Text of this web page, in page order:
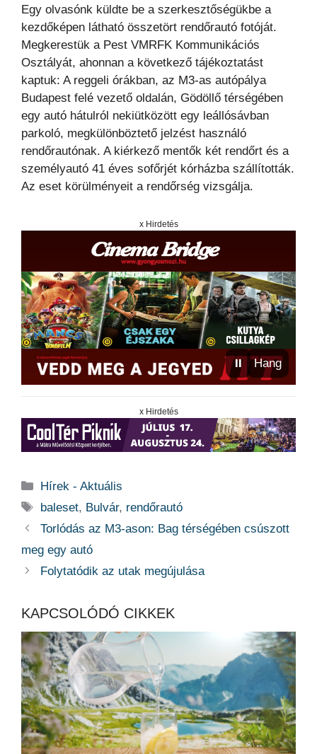
Egy olvasónk küldte be a szerkesztőségükbe a
kezdőképen látható összetört rendőrautó fotóját.
Megkerestük a Pest VMRFK Kommunikációs
Osztályát, ahonnan a következő tájékoztatást
kaptuk: A reggeli órákban, az M3-as autópálya
Budapest felé vezető oldalán, Gödöllő térségében
egy autó hátulról nekiütközött egy leállósávban
parkoló, megkülönböztető jelzést használó
rendőrautónak. A kiérkező mentők két rendőrt és a
személyautó 41 éves sofőrjét kórházba szállították.
Az eset körülményeit a rendőrség vizsgálja.
x Hirdetés
⏸ Hang
x Hirdetés
Kategória
Hírek - Aktuális
Címkék
baleset, Bulvár, rendőrautó
Torlódás az M3-ason: Bag térségében csúszott
meg egy autó
Folytatódik az utak megújulása
KAPCSOLÓDÓ CIKKEK